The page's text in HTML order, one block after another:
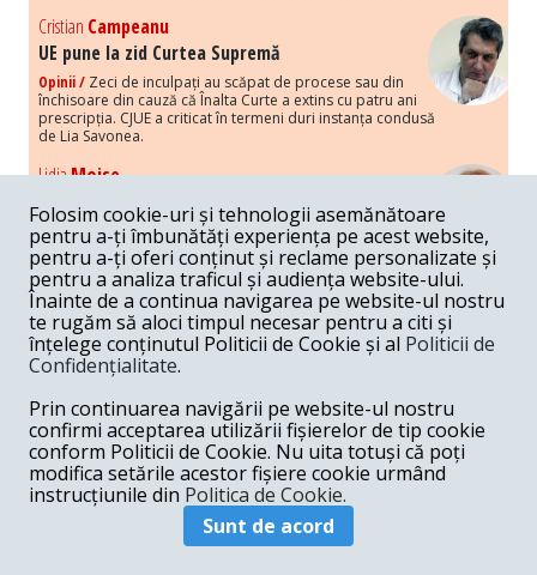
Cristian Campeanu
UE pune la zid Curtea Supremă
Opinii / Zeci de inculpați au scăpat de procese sau din
închisoare din cauză că Înalta Curte a extins cu patru ani
prescripția. CJUE a criticat în termeni duri instanța condusă
de Lia Savonea.
LidiaMoise
Costurile economice ale haosului politic
Opinii / Economia nu poate rezista cu retorica falsă a
susținerii intereselor poporului, care, de fapt, ascunde
obsesia menținerii privilegiilor și a averilor unor caste.
Melania Cincea
Noi puseuri de xenofobie din partea românilor
„neaoși”
Periodic, în spațiul public sunt voci care lansează
mesaje xenofobe la adresa câte unui politician care deranjează un
anumit grup politico-mediatic, într-un anumit moment.
ArmandGosu
Unirea cu Moldova: modele istorice
Unirea cu Moldova depinde de intensitatea
amenințării haosului și anarhiei de dincolo de Nistru.
Folosim cookie-uri și tehnologii asemănătoare
pentru a-ți îmbunătăți experiența pe acest website,
pentru a-ți oferi conținut și reclame personalizate și
pentru a analiza traficul și audiența website-ului.
Înainte de a continua navigarea pe website-ul nostru
te rugăm să aloci timpul necesar pentru a citi și
înțelege conținutul Politicii de Cookie și al Politicii de
Confidențialitate.
Prin continuarea navigării pe website-ul nostru
confirmi acceptarea utilizării fișierelor de tip cookie
conform Politicii de Cookie. Nu uita totuși că poți
modifica setările acestor fișiere cookie urmând
instrucțiunile din Politica de Cookie.
Sunt de acord